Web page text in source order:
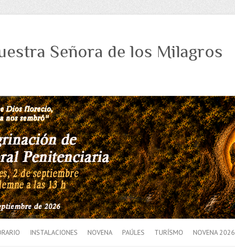
Señora de los Milagros
INSTALACIONES NOVENA PAÚLES TURÍSMO NOVENA 2026